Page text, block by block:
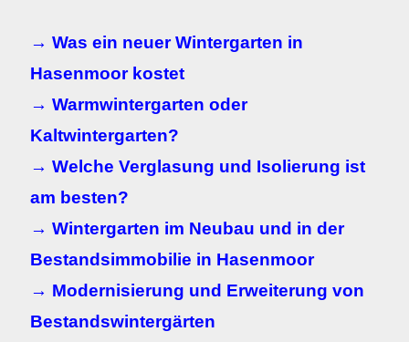
→ Was ein neuer Wintergarten in
Hasenmoor kostet
→ Warmwintergarten oder
Kaltwintergarten?
→ Welche Verglasung und Isolierung ist
am besten?
→ Wintergarten im Neubau und in der
Bestandsimmobilie in Hasenmoor
→ Modernisierung und Erweiterung von
Bestandswintergärten